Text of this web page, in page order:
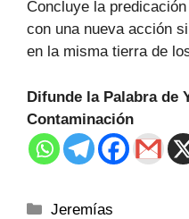
Concluye la
con una nueva acción
en la misma tierra de
Difunde la Palabra de
Contaminación
Jeremías